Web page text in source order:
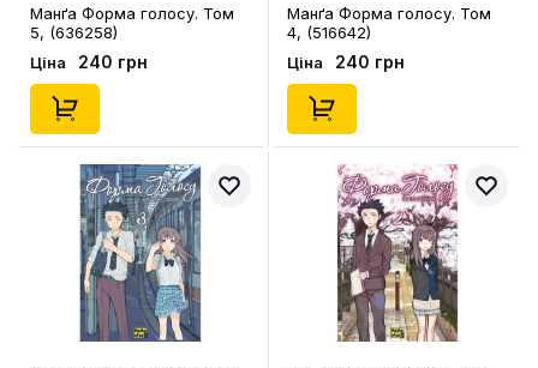
Манґа Форма голосу. Том
5, (636258)
Ціна 240 грн
Манґа Форма голосу. Том
4, (516642)
Ціна 240 грн